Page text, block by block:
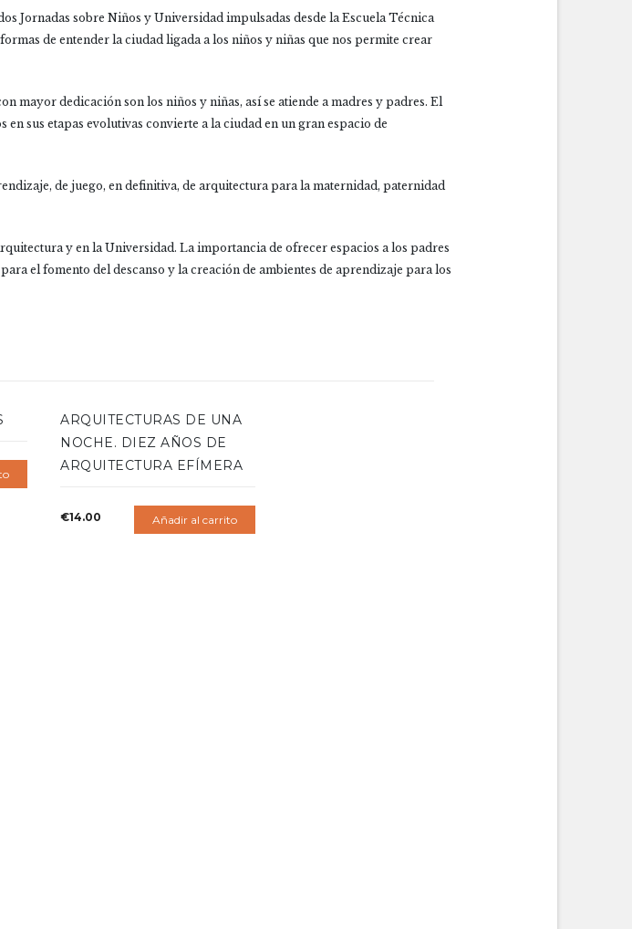
Jornadas sobre Niños y Universidad impulsadas desde la Escuela Técnica
de entender la ciudad ligada a los niños y niñas que nos permite crear
mayor dedicación son los niños y niñas, así se atiende a madres y padres. El
sus etapas evolutivas convierte a la ciudad en un gran espacio de
de juego, en definitiva, de arquitectura para la maternidad, paternidad
y en la Universidad. La importancia de ofrecer espacios a los padres
el fomento del descanso y la creación de ambientes de aprendizaje para los
ARQUITECTURAS DE UNA
NOCHE. DIEZ AÑOS DE
ARQUITECTURA EFÍMERA
€14.00 Añadir al carrito